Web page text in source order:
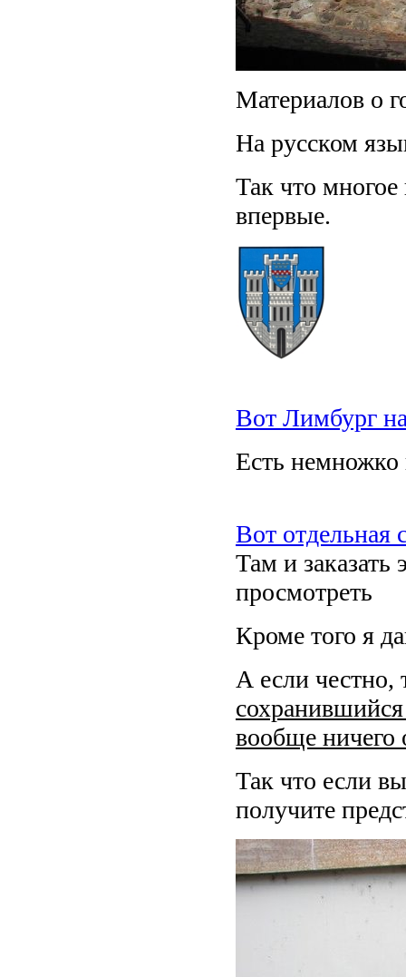
Материалов о
На русском
Так что многое
впервые.
Вот Лимбург
Есть
Вот отдельная
Там и
просмотреть
Кроме того я
А если честно,
вообще ничего
Так что если
получите